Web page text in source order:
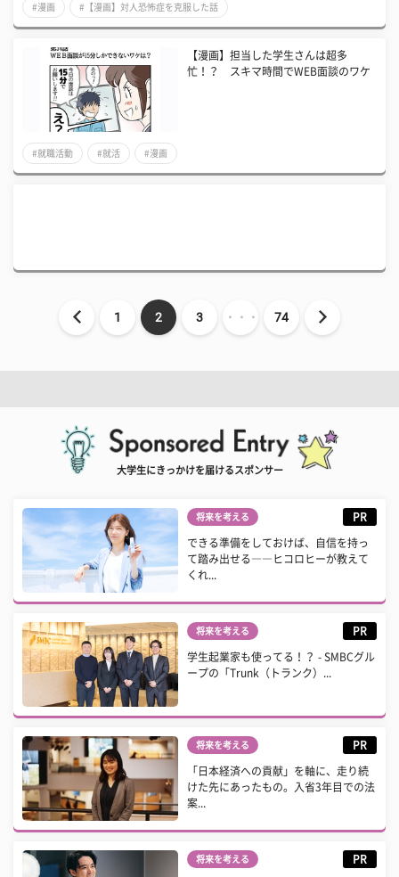
#漫画 #【漫画】対人恐怖症を克服した話
【漫画】担当した学生さんは超多
忙！？ スキマ時間でWEB面談のワケ
#就職活動 #就活 #漫画
1 2 3 ・・・ 74
大学生にきっかけを届けるスポンサー
将来を考える PR
できる準備をしておけば、自信を持っ
て踏み出せる――ヒコロヒーが教えて
くれ...
将来を考える PR
学生起業家も使ってる！？ - SMBCグル
ープの「Trunk（トランク）...
将来を考える PR
「日本経済への貢献」を軸に、走り続
けた先にあったもの。入省3年目での法
案...
将来を考える PR